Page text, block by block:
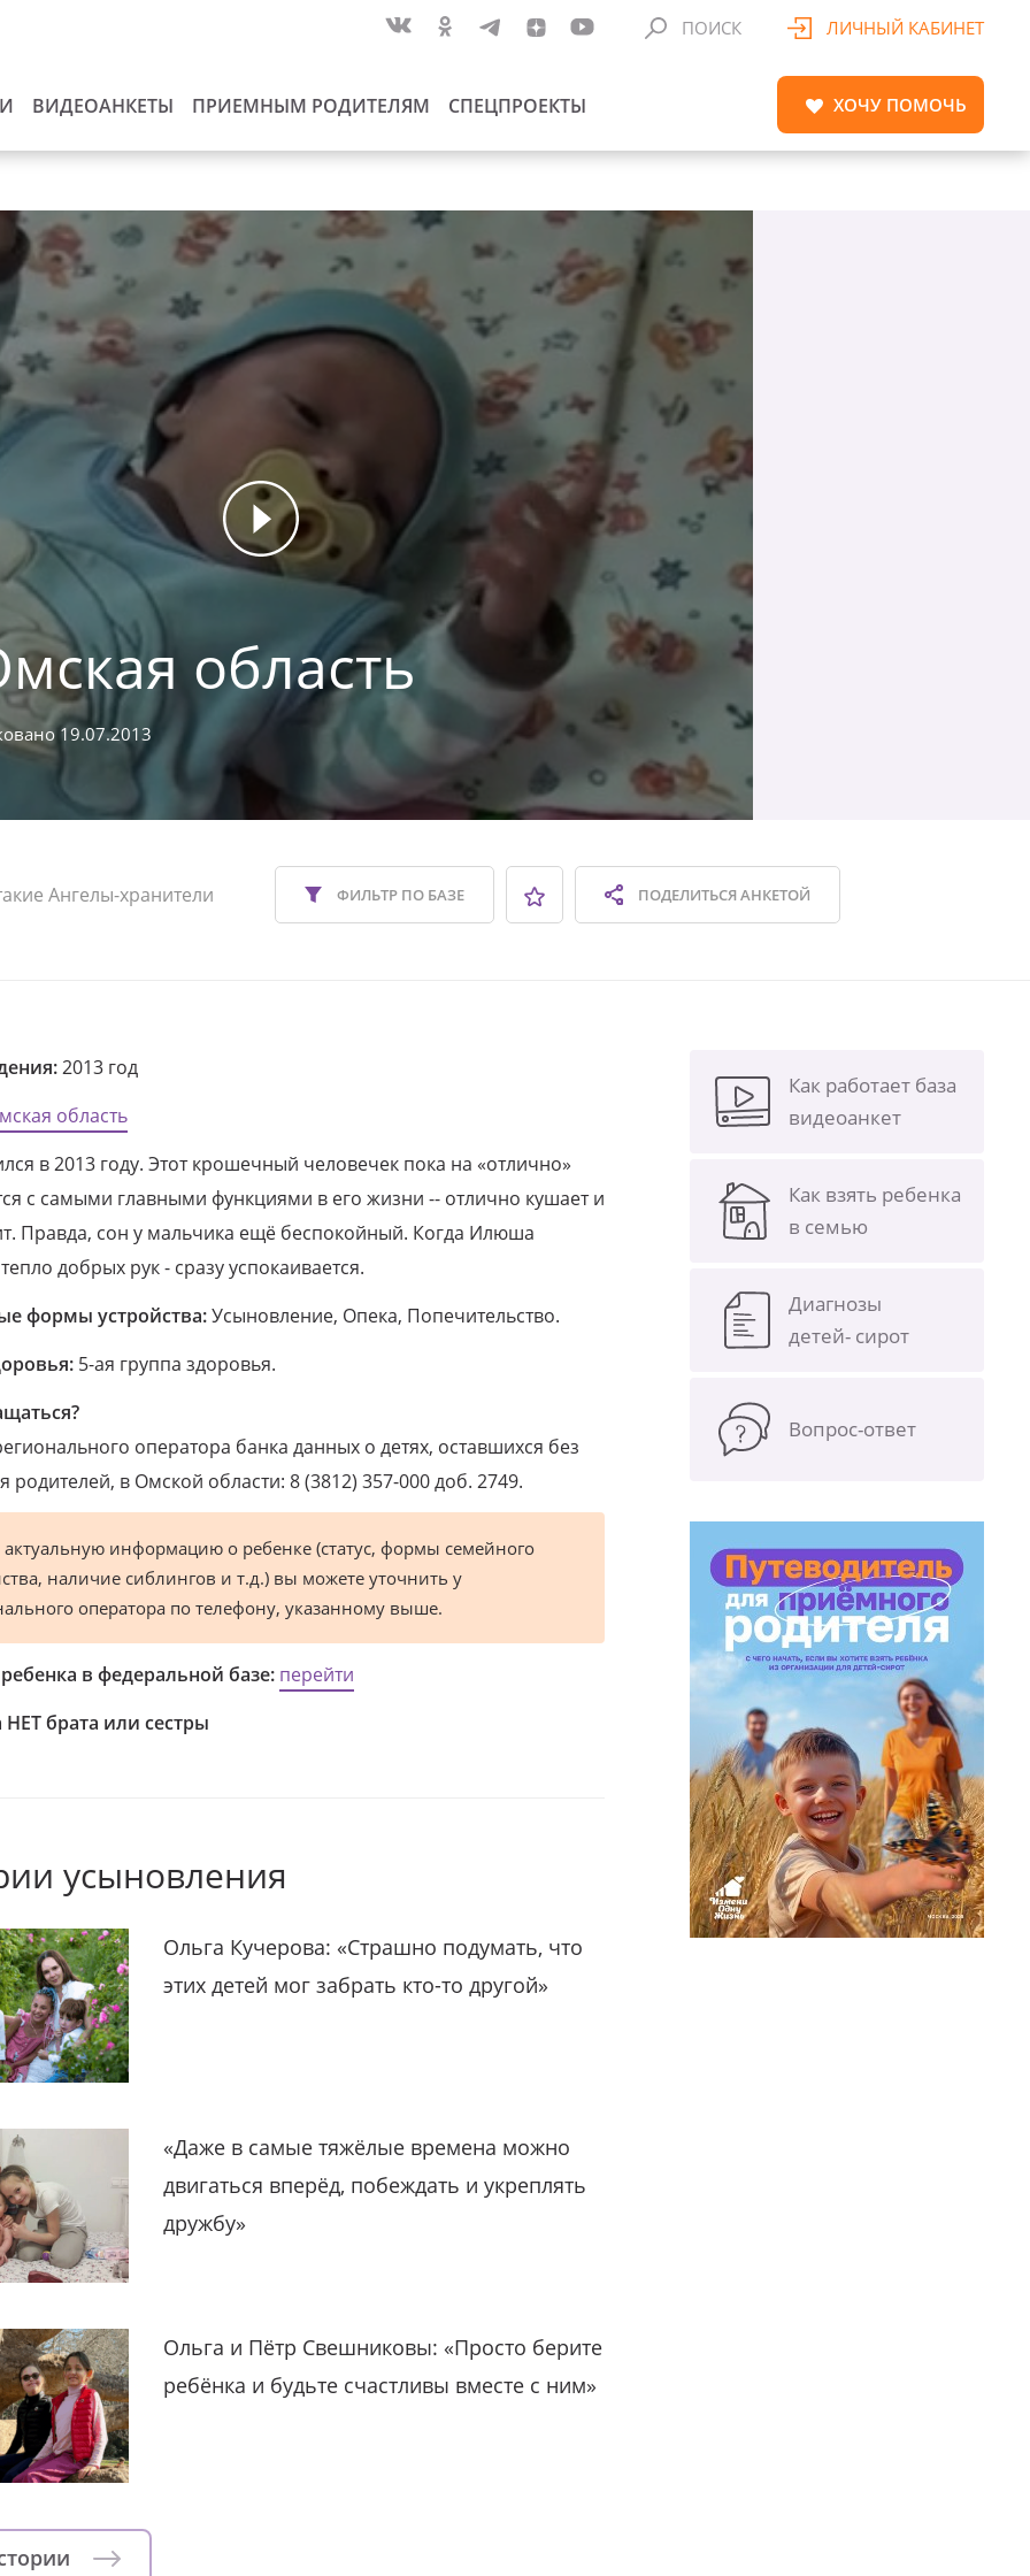
ВИДЕОАНКЕТЫ ПРИЕМНЫМ РОДИТЕЛЯМ СПЕЦПРОЕКТЫ
ПОИСК ЛИЧНЫЙ КАБИНЕТ
ХОЧУ ПОМОЧЬ
область
19.07.2013
Ангелы-хранители ПОДЕЛИТЬСЯАНКЕТОЙ
ФИЛЬТР ПО БАЗЕ
2013 год
область
в 2013 году. Этот крошечный человечек пока на «отлично»
с самыми главными функциями в его жизни -- отлично кушает и
Правда, сон у мальчика ещё беспокойный. Когда Илюша
добрых рук - сразу успокаивается.
формы устройства:Усыновление, Опека, Попечительство.
5-ая группа здоровья.
оператора банка данных о детях, оставшихся без
родителей, в Омской области: 8 (3812) 357-000 доб. 2749.
информацию о ребенке (статус, формы семейного
наличие сиблингов и т.д.) вы можете уточнить у
оператора по телефону, указанному выше.
в федеральной базе: перейти
НЕТ брата или сестры
усыновления
Ольга Кучерова: «Страшно подумать, что
этих детей мог забрать кто-то другой»
«Даже в самые тяжёлые времена можно
двигаться вперёд, побеждать и укреплять
дружбу»
Ольга и Пётр Свешниковы: «Просто берите
ребёнка и будьте счастливы вместе с ним»
Как работает база
видеоанкет
Как взять ребенка
в семью
Диагнозы
детей- сирот
Вопрос-ответ